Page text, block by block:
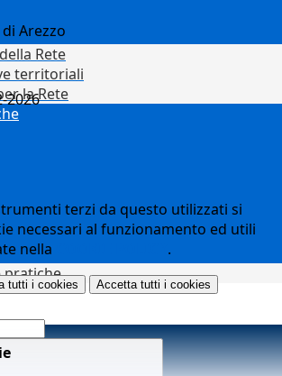
Rete
territoriali
la Rete
pratiche
Arezzo
2026
terzi da questo utilizzati si
necessari al funzionamento ed utili
nella
.
tutti i cookies Accetta tutti i cookies